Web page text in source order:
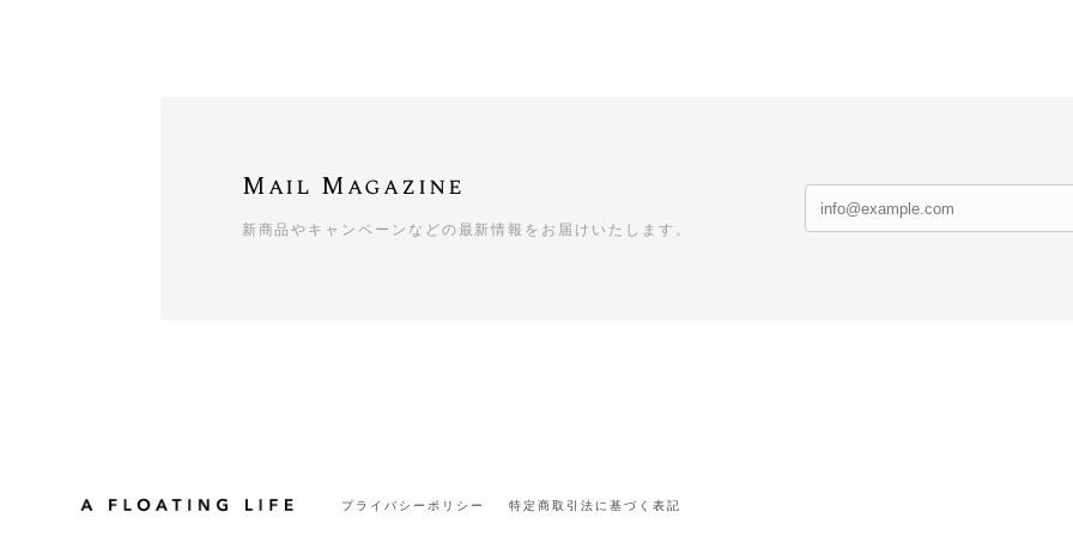
Mail Magazine
新商品やキャンペーンなどの最新情報をお届けいたします。
プライバシーポリシー 特定商取引法に基づく表記